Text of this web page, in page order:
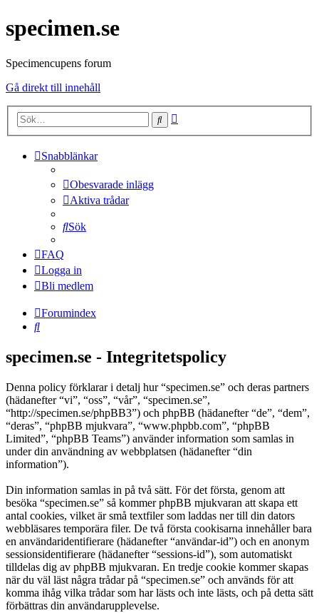
specimen.se
Specimencupens forum
Gå direkt till innehåll
Sök
Snabblänkar
Obesvarade inlägg
Aktiva trådar
Sök
FAQ
Logga in
Bli medlem
Forumindex
Sök
specimen.se - Integritetspolicy
Denna policy förklarar i detalj hur “specimen.se” och deras partners
(hädanefter “vi”, “oss”, “vår”, “specimen.se”,
“http://specimen.se/phpBB3”) och phpBB (hädanefter “de”, “dem”,
“deras”, “phpBB mjukvara”, “www.phpbb.com”, “phpBB
Limited”, “phpBB Teams”) använder information som samlas in
under din användning av webbplatsen (hädanefter “din
information”).
Din information samlas in på två sätt. För det första, genom att
besöka “specimen.se” så kommer phpBB mjukvaran att skapa ett
antal cookies, vilket är små textfiler som laddas ner till din dators
webbläsares temporära filer. De två första cookisarna innehåller bara
en användaridentifierare (hädanefter “användar-id”) och en anonym
sessionsidentifierare (hädanefter “sessions-id”), som automatiskt
tilldelas dig av phpBB mjukvaran. En tredje cookie kommer skapas
när du väl läst några trådar på “specimen.se” och används för att
komma ihåg vilka trådar som har lästs och inte lästs, och på detta sätt
förbättras din användarupplevelse.